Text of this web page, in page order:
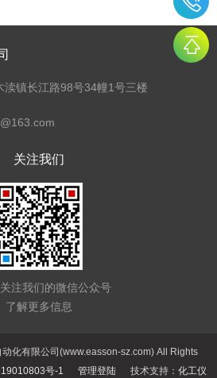
渎镇长江路98号34幢1号三楼
关注我们
注我们的微信公众号
了解更多信息
化有限公司(www.easson-sz.com) All Rights
号-1 管理登陆 技术支持： 化工仪